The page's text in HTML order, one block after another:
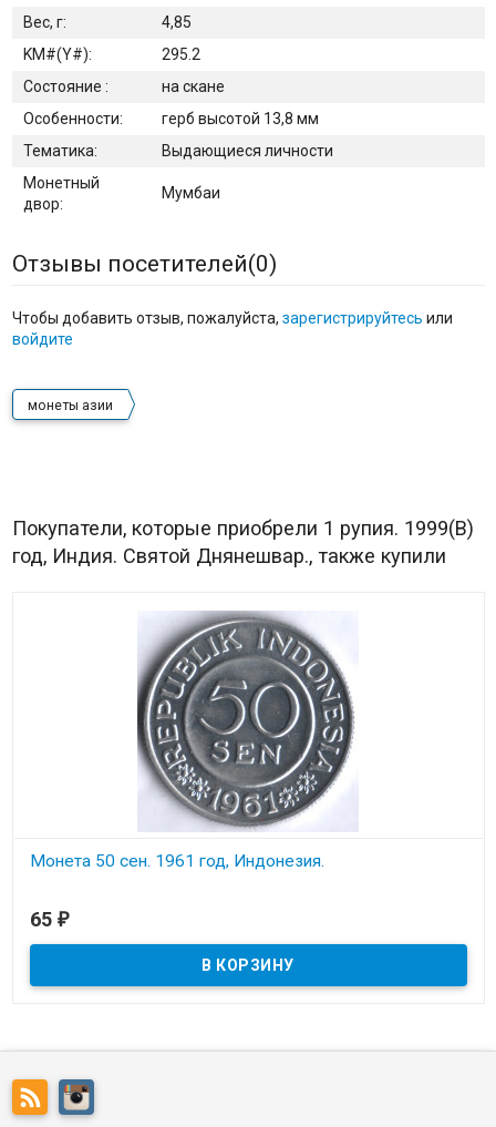
Вес, г:
4,85
KM#(Y#):
295.2
Состояние :
на скане
Особенности:
герб высотой 13,8 мм
Тематика:
Выдающиеся личности
Монетный
двор:
Мумбаи
Отзывы посетителей(0)
Чтобы добавить отзыв, пожалуйста, зарегистрируйтесь или
войдите
монеты азии
Покупатели, которые приобрели 1 рупия. 1999(B)
год, Индия. Святой Днянешвар., также купили
Монета 50 сен. 1961 год, Индонезия.
65 ₽